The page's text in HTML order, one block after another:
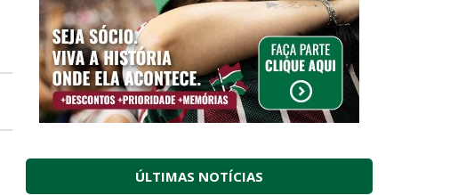
ÚLTIMAS NOTÍCIAS